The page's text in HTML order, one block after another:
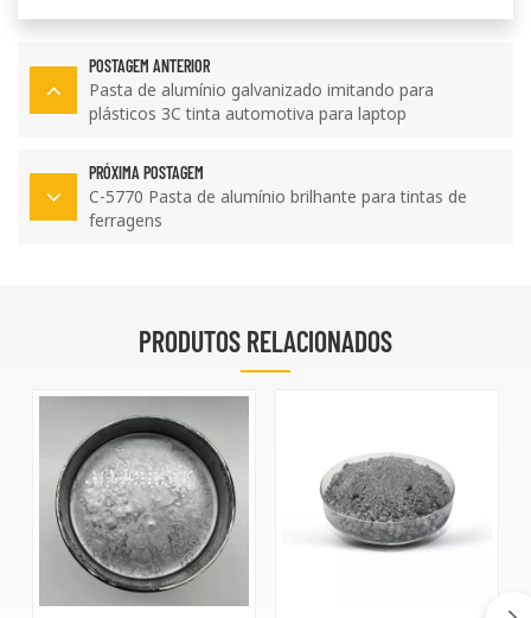
POSTAGEM ANTERIOR
Pasta de alumínio galvanizado imitando para
plásticos 3C tinta automotiva para laptop
PRÓXIMA POSTAGEM
C-5770 Pasta de alumínio brilhante para tintas de
ferragens
PRODUTOS RELACIONADOS